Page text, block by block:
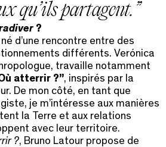
qu’ils partagent.
?
d’une rencontre entre des
différents. Verónica
travaille notamment
atterrir ?”, inspirés par la
De mon côté, en tant que
je m’intéresse aux manières
la Terre et aux relations
avec leur territoire.
?, Bruno Latour propose de